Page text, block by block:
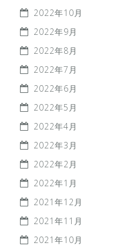
2022年10月
2022年9月
2022年8月
2022年7月
2022年6月
2022年5月
2022年4月
2022年3月
2022年2月
2022年1月
2021年12月
2021年11月
2021年10月